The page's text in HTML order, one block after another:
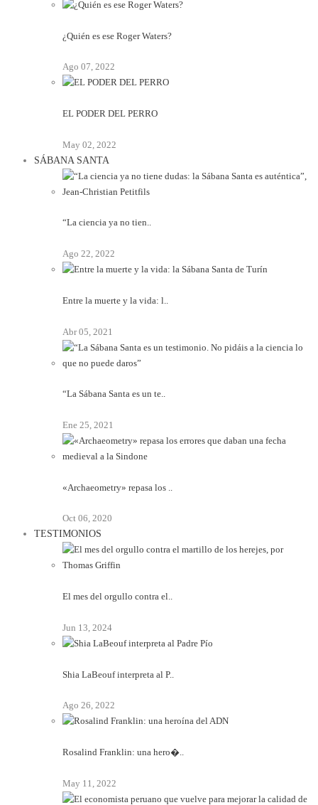
¿Quién es ese Roger Waters?
Ago 07, 2022
EL PODER DEL PERRO
May 02, 2022
SÁBANA SANTA
“La ciencia ya no tien..
Ago 22, 2022
Entre la muerte y la vida: l..
Abr 05, 2021
“La Sábana Santa es un te..
Ene 25, 2021
«Archaeometry» repasa los ..
Oct 06, 2020
TESTIMONIOS
El mes del orgullo contra el..
Jun 13, 2024
Shia LaBeouf interpreta al P..
Ago 26, 2022
Rosalind Franklin: una hero�..
May 11, 2022